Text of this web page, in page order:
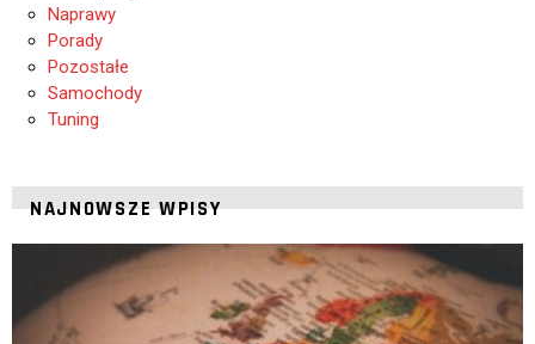
Naprawy
Porady
Pozostałe
Samochody
Tuning
NAJNOWSZE WPISY